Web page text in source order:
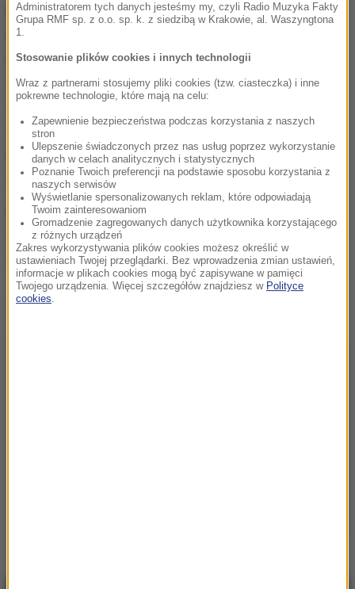
kanclerz Niemiec Angeli Merkel. Trzeba wyraźnie
podkreślić, że tutaj nie chodziło o samo przyjęcie
imigrantów, bo w ostatnich latach polską granicę
wschodnią z zamiarem czasowego lub stałego
osiedlenia się przekroczyło 90 tysięcy Czeczenów
oraz kilkaset tysięcy obywateli Ukrainy i innych
państw postradzieckich, ale o tę wspomnianą
uległość i brak własnego stanowisko.
Rząd Ewy Kopacz odchodzi do przeszłości z bardzo
surową oceną. A oto żal powinien mieć przede
wszystkim sam do siebie.
Dalsza część artykułu pod materiałem video:
Administratorem tych danych jesteśmy my, czyli Radio Muzyka Fakty
Grupa RMF sp. z o.o. sp. k. z siedzibą w Krakowie, al. Waszyngtona
1.
Stosowanie plików cookies i innych technologii
Wraz z partnerami stosujemy pliki cookies (tzw. ciasteczka) i inne
pokrewne technologie, które mają na celu:
Zapewnienie bezpieczeństwa podczas korzystania z naszych
stron
Ulepszenie świadczonych przez nas usług poprzez wykorzystanie
danych w celach analitycznych i statystycznych
Poznanie Twoich preferencji na podstawie sposobu korzystania z
naszych serwisów
Wyświetlanie spersonalizowanych reklam, które odpowiadają
Twoim zainteresowaniom
Gromadzenie zagregowanych danych użytkownika korzystającego
z różnych urządzeń
Zakres wykorzystywania plików cookies możesz określić w
ustawieniach Twojej przeglądarki. Bez wprowadzenia zmian ustawień,
informacje w plikach cookies mogą być zapisywane w pamięci
Twojego urządzenia. Więcej szczegółów znajdziesz w Polityce
cookies